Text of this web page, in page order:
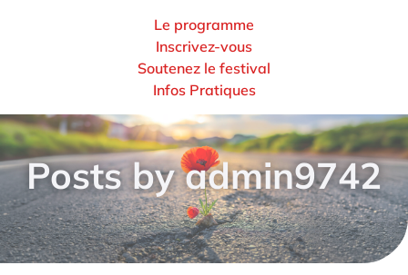
Le programme
Inscrivez-vous
Soutenez le festival
Infos Pratiques
Posts byadmin9742